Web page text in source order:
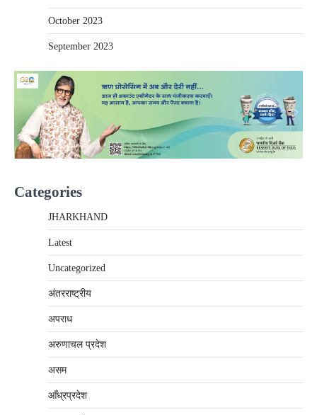
October 2023
September 2023
Categories
JHARKHAND
Latest
Uncategorized
अंतरराष्‍ट्रीय
अपराध
अरुणाचल प्रदेश
असम
आँध्रप्रदेश